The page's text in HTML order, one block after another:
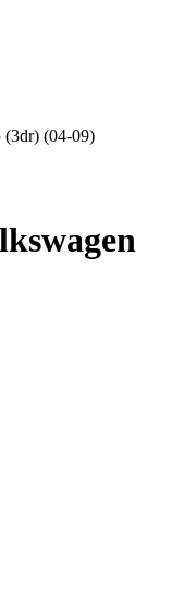
(3dr) (04-09)